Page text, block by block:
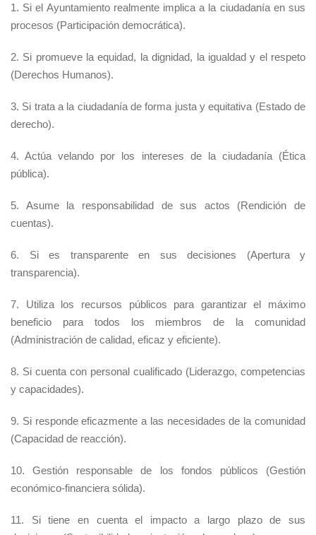
1. Si el Ayuntamiento realmente implica a la ciudadanía en sus
procesos (Participación democrática).
2. Si promueve la equidad, la dignidad, la igualdad y el respeto
(Derechos Humanos).
3. Si trata a la ciudadanía de forma justa y equitativa (Estado de
derecho).
4. Actúa velando por los intereses de la ciudadanía (Ética
pública).
5. Asume la responsabilidad de sus actos (Rendición de
cuentas).
6. Si es transparente en sus decisiones (Apertura y
transparencia).
7. Utiliza los recursos públicos para garantizar el máximo
beneficio para todos los miembros de la comunidad
(Administración de calidad, eficaz y eficiente).
8. Si cuenta con personal cualificado (Liderazgo, competencias
y capacidades).
9. Si responde eficazmente a las necesidades de la comunidad
(Capacidad de reacción).
10. Gestión responsable de los fondos públicos (Gestión
económico-financiera sólida).
11. Si tiene en cuenta el impacto a largo plazo de sus